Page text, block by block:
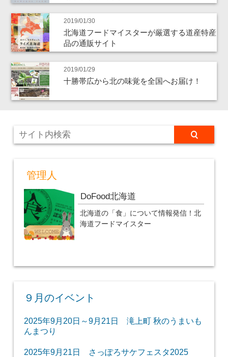
2019/01/30
北海道フードマイスターが厳選する道産特産
品の通販サイト
2019/01/29
十勝帯広から北の味覚を全国へお届け！
管理人
DoFood北海道
北海道の「食」について情報発信！北
海道フードマイスター
９月のイベント
2025年9月20日～9月21日 滝上町 秋のうまいも
んまつり
2025年9月21日 さっぽろサケフェスタ2025